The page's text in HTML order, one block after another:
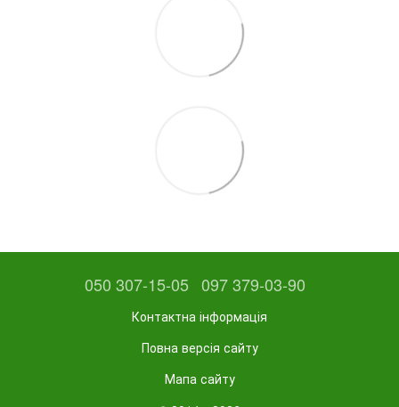
050 307-15-05 097 379-03-90
Контактна інформація
Повна версія сайту
Мапа сайту